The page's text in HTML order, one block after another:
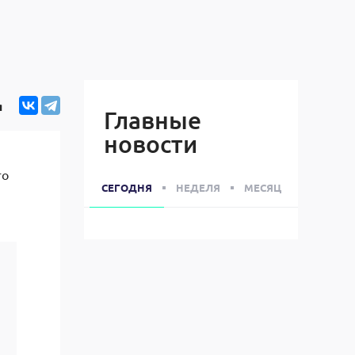
Главные
новости
СЕГОДНЯ НЕДЕЛЯ МЕСЯЦ